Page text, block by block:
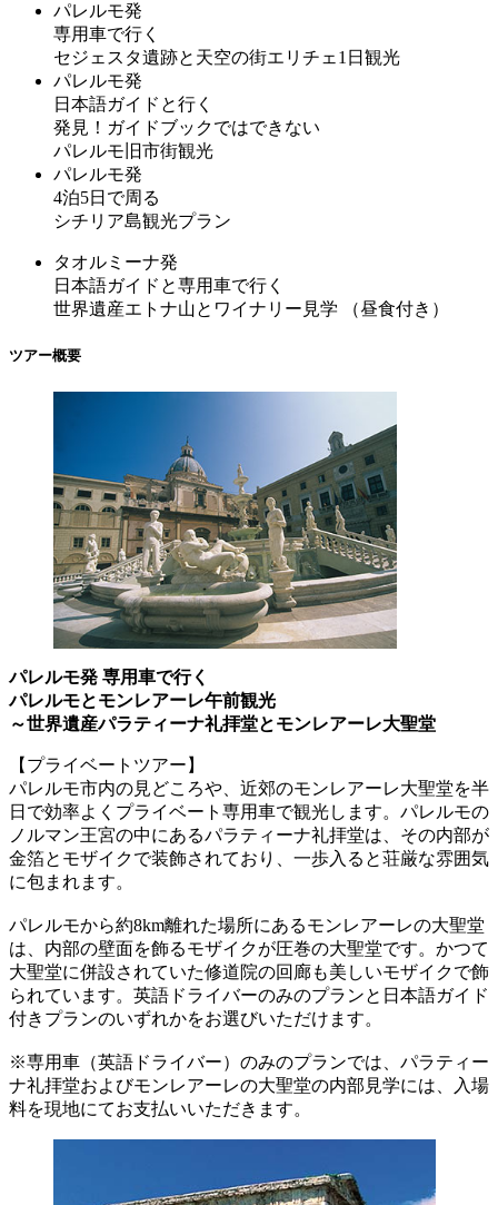
パレルモ発
専用車で行く
セジェスタ遺跡と天空の街エリチェ1日観光
パレルモ発
日本語ガイドと行く
発見！ガイドブックではできない
パレルモ旧市街観光
パレルモ発
4泊5日で周る
シチリア島観光プラン
タオルミーナ発
日本語ガイドと専用車で行く
世界遺産エトナ山とワイナリー見学 （昼食付き）
ツアー概要
パレルモ発 専用車で行く
パレルモとモンレアーレ午前観光
～世界遺産パラティーナ礼拝堂とモンレアーレ大聖堂
【プライベートツアー】
パレルモ市内の見どころや、近郊のモンレアーレ大聖堂を半
日で効率よくプライベート専用車で観光します。パレルモの
ノルマン王宮の中にあるパラティーナ礼拝堂は、その内部が
金箔とモザイクで装飾されており、一歩入ると荘厳な雰囲気
に包まれます。
パレルモから約8km離れた場所にあるモンレアーレの大聖堂
は、内部の壁面を飾るモザイクが圧巻の大聖堂です。かつて
大聖堂に併設されていた修道院の回廊も美しいモザイクで飾
られています。英語ドライバーのみのプランと日本語ガイド
付きプランのいずれかをお選びいただけます。
※専用車（英語ドライバー）のみのプランでは、パラティー
ナ礼拝堂およびモンレアーレの大聖堂の内部見学には、入場
料を現地にてお支払いいただきます。